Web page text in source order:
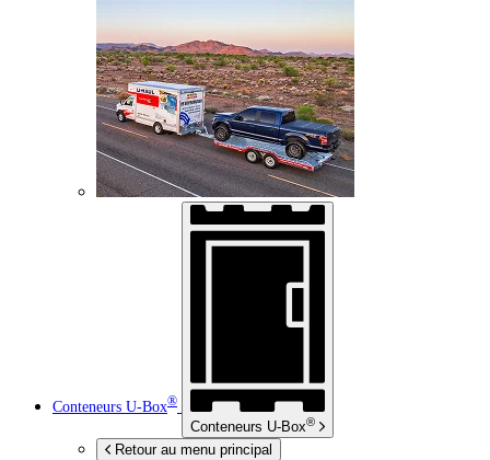
Conteneurs U-Box®
Conteneurs U-Box®
Retour au menu principal